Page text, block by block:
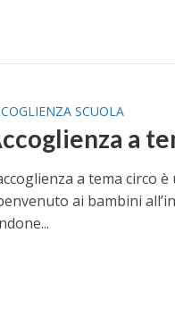
SCUOLA
a
a tema circo
ai bambini